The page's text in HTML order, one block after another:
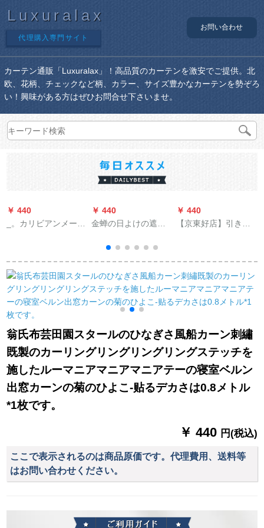
Luxuralax
代理購入専門サイト
お問い合わせ
カーテン通販「Luxuralax」！高品質のカーテンを激安でご提供。北
欧、花柄、チェックなど柄、カラー、サイズ豊かなカーテンを勢ぞろ
い！興味がある方はぜひお問合せ下さいませ。
￥ 440
_。カリビアンメージ
ティンティンカーチ
を発表した消音圏
【打孔加工】【1メト
ールの価格格】は何
メトルの幅ですか？
￥ 440
金蝉の日よけの遮光
六色の斜纹クイック
ビル寝室フルコース
コースコースコースJ
2-2ブラウンの1メト
ルの材料価格（打孔/
ホーク无料加工）は
何メトルの撮影が必
要ですか？
￥ 440
【京東好店】引き式
昇降ベロンダライト
ライト
翁氏布芸田園スタールのひなぎさ風船カーン刺繡
既製のカーリングリングリングリングステッチを
施したルーマニアマニアマニアテーの寝室ベルン
出窓カーンの菊のひよこ-贴るデカさは0.8メトル
*1枚です。
￥ 440 円(税込)
ここで表示されるのは商品原価です。代理費用、送料等
はお問い合わせください。